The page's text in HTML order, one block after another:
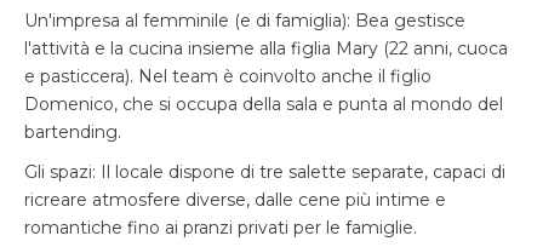
Un'impresa al femminile (e di famiglia): Bea gestisce
l'attività e la cucina insieme alla figlia Mary (22 anni, cuoca
e pasticcera). Nel team è coinvolto anche il figlio
Domenico, che si occupa della sala e punta al mondo del
bartending.
Gli spazi: Il locale dispone di tre salette separate, capaci di
ricreare atmosfere diverse, dalle cene più intime e
romantiche fino ai pranzi privati per le famiglie.